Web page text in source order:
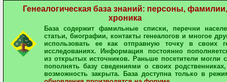
Генеалогическая база знаний: персоны, фамилии,
хроника
База содержит фамильные списки, перечни
статьи, биографии, контакты генеалогов и многое
использовать ее как отправную точку в своих
исследованиях. Информация постоянно
из открытых источников. Раньше посетители могли
пополнять базу сведениями о своих
возможность закрыта. База доступна только в